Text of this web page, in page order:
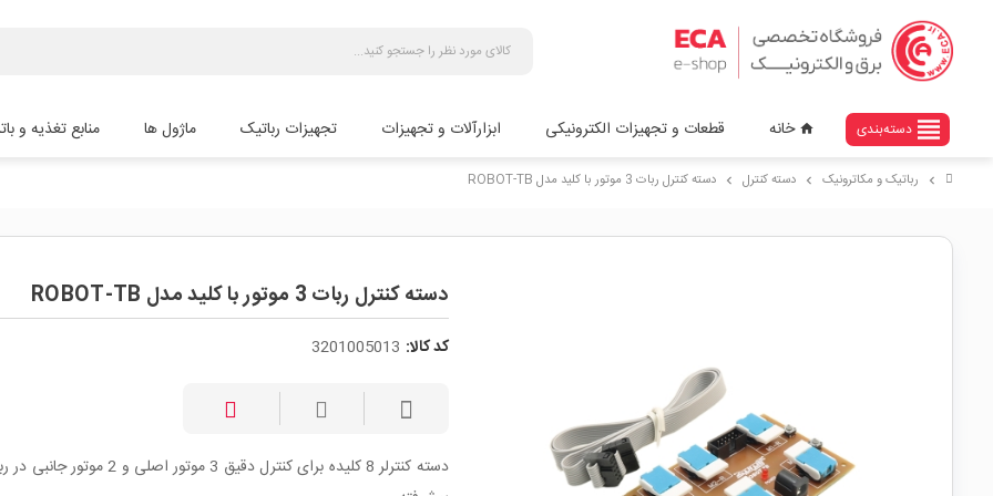
view_headline دسته‌بندی home خانه قطعات و تجهیزات الکترونیکی ابزارآلات و تجهیزات تجهیزات رباتیک ماژول ها منابع تغذیه و
chevron_right رباتیک و مکاترونیک chevron_right دسته کنترل chevron_right دسته کنترل ربات 3 موتور با کلید مدل ROBOT-TB
دسته کنترل ربات 3 موتور با کلید مدل ROBOT-TB
کد کالا: 3201005013
دسته کنترلر 8 کلیده برای کنترل دقیق 3 موتور اصلی و